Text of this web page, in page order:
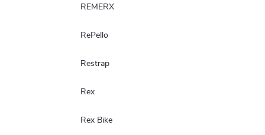
REMERX
RePello
Restrap
Rex
Rex Bike